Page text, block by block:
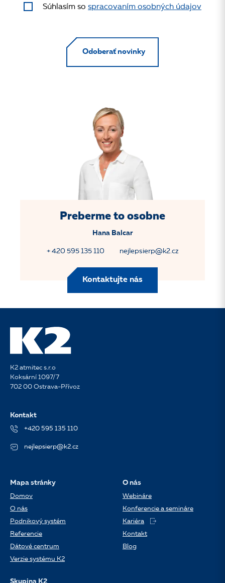
Súhlasím so spracovaním osobných údajov
Odoberať novinky
Preberme to osobne
Hana Balcar
+ 420 595 135 110 nejlepsierp@k2.cz
Kontaktujte nás
K2 atmitec s.r.o
Koksární 1097/7
702 00 Ostrava-Přívoz
Kontakt
+420 595 135 110
nejlepsierp@k2.cz
Mapa stránky
Domov
O nás
Podnikový systém
Referencie
Dátové centrum
Verzie systému K2
O nás
Webináre
Konferencie a semináre
Kariéra
Kontakt
Blog
Skupina K2